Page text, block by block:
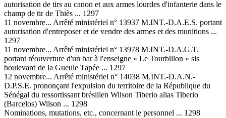
autorisation de tirs au canon et aux armes lourdes d'infanterie dans le
champ de tir de Thiès ... 1297
11 novembre... Arrêté ministériel n° 13937 M.INT.-D.A.E.S. portant
autorisation d'entreposer et de vendre des armes et des munitions ...
1297
11 novembre... Arrêté ministériel n° 13978 M.INT.-D.A.G.T.
portant réouverture d'un bar à l'enseigne « Le Tourbillon » sis
boulevard de la Gueule Tapée ... 1297
12 novembre... Arrêté ministériel n° 14038 M.INT.-D.A.N.-
D.P.S.E. prononçant l'expulsion du territoire de la République du
Sénégal du ressortissant brésilien Wilson Tiberio alias Tiberio
(Barcelos) Wilson ... 1298
Nominations, mutations, etc., concernant le personnel ... 1298